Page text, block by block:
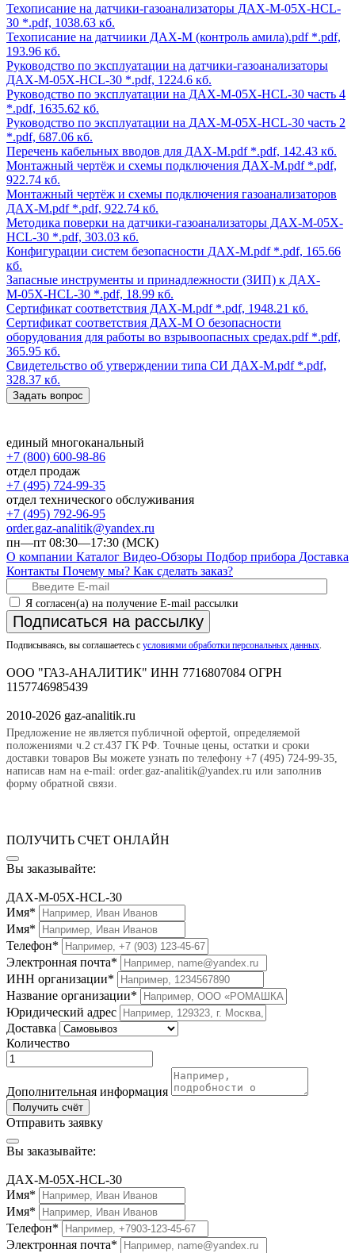
Техописание на датчики-газоанализаторы ДАХ-М-05Х-HCL-
30 *.pdf, 1038.63 кб.
Техописание на датчиики ДАХ-М (контроль амила).pdf*.pdf,
193.96 кб.
Руководство по эксплуатации на датчики-газоанализаторы
ДАХ-М-05Х-HCL-30 *.pdf, 1224.6 кб.
Руководство по эксплуатации на ДАХ-М-05Х-HCL-30 часть 4
*.pdf, 1635.62 кб.
Руководство по эксплуатации на ДАХ-М-05Х-HCL-30 часть 2
*.pdf, 687.06 кб.
Перечень кабельных вводов для ДАХ-М.pdf*.pdf, 142.43 кб.
Монтажный чертёж и схемы подключения ДАХ-М.pdf*.pdf,
922.74 кб.
Монтажный чертёж и схемы подключения газоанализаторов
ДАХ-М.pdf*.pdf, 922.74 кб.
Методика поверки на датчики-газоанализаторы ДАХ-М-05Х-
HCL-30 *.pdf, 303.03 кб.
Конфигурации систем безопасности ДАХ-М.pdf*.pdf, 165.66
кб.
Запасные инструменты и принадлежности (ЗИП) к ДАХ-
М-05Х-HCL-30 *.pdf, 18.99 кб.
Сертификат соответствия ДАХ-М.pdf*.pdf, 1948.21 кб.
Сертификат соответствия ДАХ-М О безопасности
оборудования для работы во взрывоопасных средах.pdf*.pdf,
365.95 кб.
Свидетельство об утверждении типа СИ ДАХ-М.pdf*.pdf,
328.37 кб.
Задать вопрос
единый многоканальный
+7 (800) 600-98-86
отдел продаж
+7 (495) 724-99-35
отдел технического обслуживания
+7 (495) 792-96-95
order.gaz-analitik@yandex.ru
пн—пт 08:30—17:30 (МСК)
О компании Каталог Видео-Обзоры Подбор прибора Доставка
Контакты Почему мы? Как сделать заказ?
Я согласен(а) на получение E-mail рассылки
Подписаться на рассылку
Подписываясь, вы соглашаетесь с условиями обработки персональных данных
ООО "ГАЗ-АНАЛИТИК" ИНН 7716807084 ОГРН
1157746985439
2010-2026 gaz-analitik.ru
Предложение не является публичной офертой, определяемой
положениями ч.2 ст.437 ГК РФ. Точные цены, остатки и сроки
доставки товаров Вы можете узнать по телефону +7 (495) 724-99-35,
написав нам на e-mail: order.gaz-analitik@yandex.ru или заполнив
форму обратной связи.
ПОЛУЧИТЬ СЧЕТ ОНЛАЙН
Вы заказывайте:
ДАХ-М-05Х-HCL-30
Имя*
Имя*
Телефон*
Электронная почта*
ИНН организации*
Название организации*
Юридический адрес
Доставка
Количество
Дополнительная информация
Получить счёт
Отправить заявку
Вы заказывайте:
ДАХ-М-05Х-HCL-30
Имя*
Имя*
Телефон*
Электронная почта*